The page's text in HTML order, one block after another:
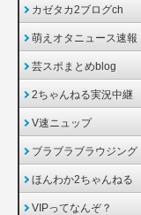
カゼタカ2ブログch
萌えオタニュース速報
芸スポまとめblog
2ちゃんねる実況中継
V速ニュップ
ブラブラブラウジング
ほんわか2ちゃんねる
VIPってなんぞ？